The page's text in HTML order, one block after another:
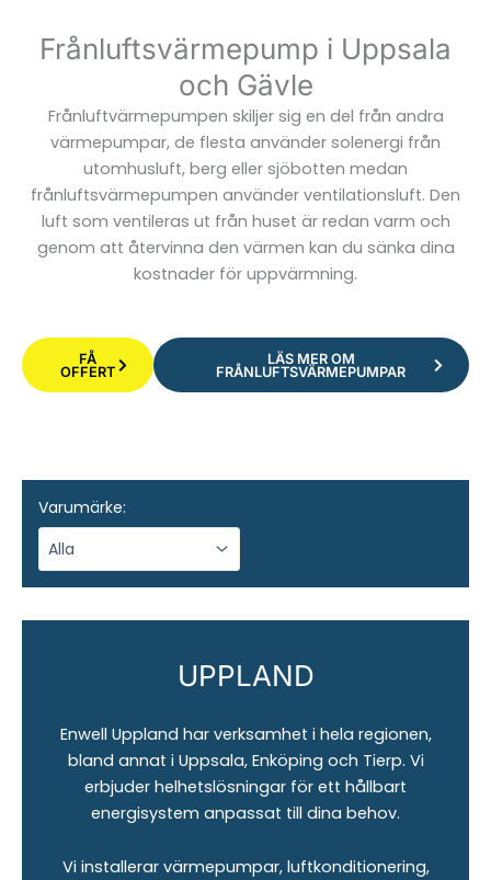
Frånluftsvärmepump i Uppsala
och Gävle
Frånluftvärmepumpen skiljer sig en del från andra
värmepumpar, de flesta använder solenergi från
utomhusluft, berg eller sjöbotten medan
frånluftsvärmepumpen använder ventilationsluft. Den
luft som ventileras ut från huset är redan varm och
genom att återvinna den värmen kan du sänka dina
kostnader för uppvärmning.
FÅ
OFFERT
LÄS MER OM
FRÅNLUFTSVÄRMEPUMPAR
Varumärke:
UPPLAND
Enwell Uppland har verksamhet i hela regionen,
bland annat i Uppsala, Enköping och Tierp. Vi
erbjuder helhetslösningar för ett hållbart
energisystem anpassat till dina behov.
Vi installerar värmepumpar, luftkonditionering,